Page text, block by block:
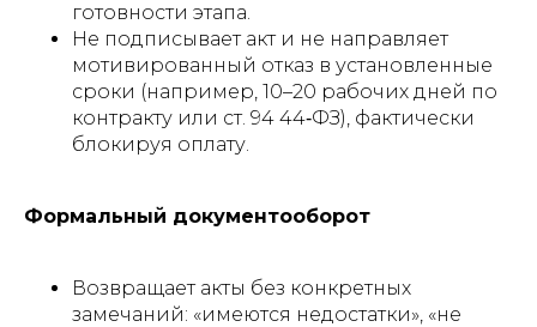
готовности этапа.
Не подписывает акт и не направляет
мотивированный отказ в установленные
сроки (например, 10–20 рабочих дней по
контракту или ст. 94 44‑ФЗ), фактически
блокируя оплату.​
Формальный документооборот
Возвращает акты без конкретных
замечаний: «имеются недостатки», «не